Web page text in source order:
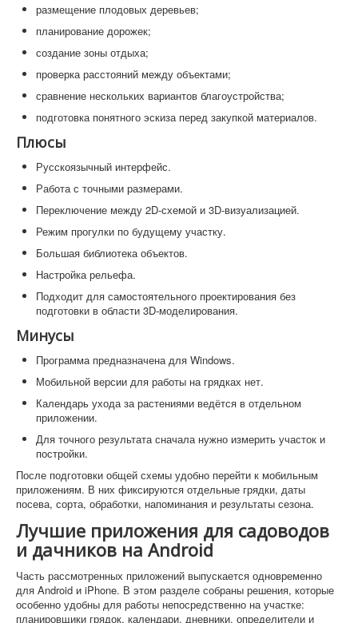
размещение плодовых деревьев;
планирование дорожек;
создание зоны отдыха;
проверка расстояний между объектами;
сравнение нескольких вариантов благоустройства;
подготовка понятного эскиза перед закупкой материалов.
Плюсы
Русскоязычный интерфейс.
Работа с точными размерами.
Переключение между 2D-схемой и 3D-визуализацией.
Режим прогулки по будущему участку.
Большая библиотека объектов.
Настройка рельефа.
Подходит для самостоятельного проектирования без
подготовки в области 3D-моделирования.
Минусы
Программа предназначена для Windows.
Мобильной версии для работы на грядках нет.
Календарь ухода за растениями ведётся в отдельном
приложении.
Для точного результата сначала нужно измерить участок и
постройки.
После подготовки общей схемы удобно перейти к мобильным
приложениям. В них фиксируются отдельные грядки, даты
посева, сорта, обработки, напоминания и результаты сезона.
Лучшие приложения для садоводов
и дачников на Android
Часть рассмотренных приложений выпускается одновременно
для Android и iPhone. В этом разделе собраны решения, которые
особенно удобны для работы непосредственно на участке:
планировщики грядок, календари, дневники, определители и